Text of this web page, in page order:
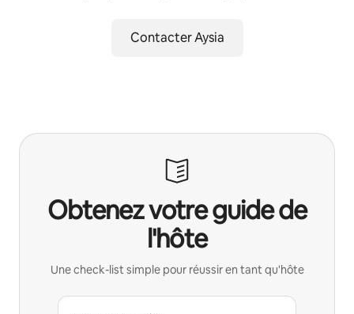
Contacter Aysia
Obtenez votre guide de
l'hôte
Une check-list simple pour réussir en tant qu'hôte